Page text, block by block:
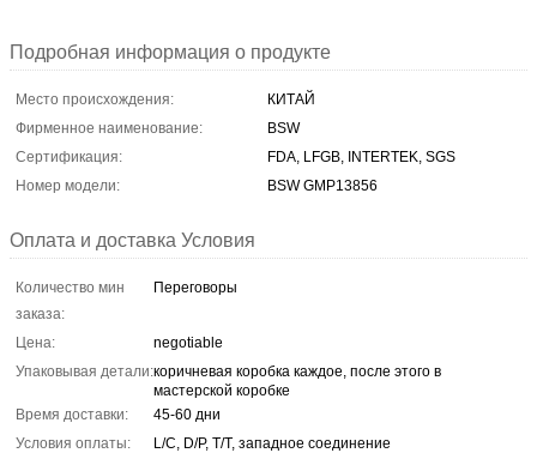
Подробная информация о продукте
Место происхождения:
КИТАЙ
Фирменное наименование:
BSW
Сертификация:
FDA, LFGB, INTERTEK, SGS
Номер модели:
BSW GMP13856
Оплата и доставка Условия
Количество мин
заказа:
Переговоры
Цена:
negotiable
Упаковывая детали:коричневая коробка каждое, после этого в
мастерской коробке
Время доставки:
45-60 дни
Условия оплаты:
L/C, D/P, T/T, западное соединение